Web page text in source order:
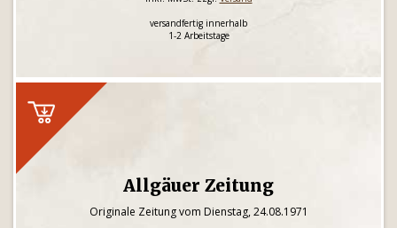
versandfertig innerhalb
1-2 Arbeitstage
Allgäuer Zeitung
Originale Zeitung vom Dienstag, 24.08.1971